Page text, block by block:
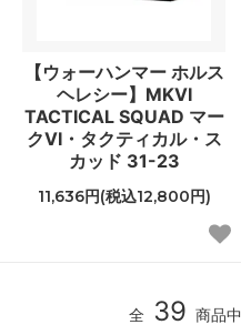
【ウォーハンマー ホルス
ヘレシー】MKVI
TACTICAL SQUAD マー
クVI・タクティカル・ス
カッド 31-23
11,636円(税込12,800円)
全 39 商品中